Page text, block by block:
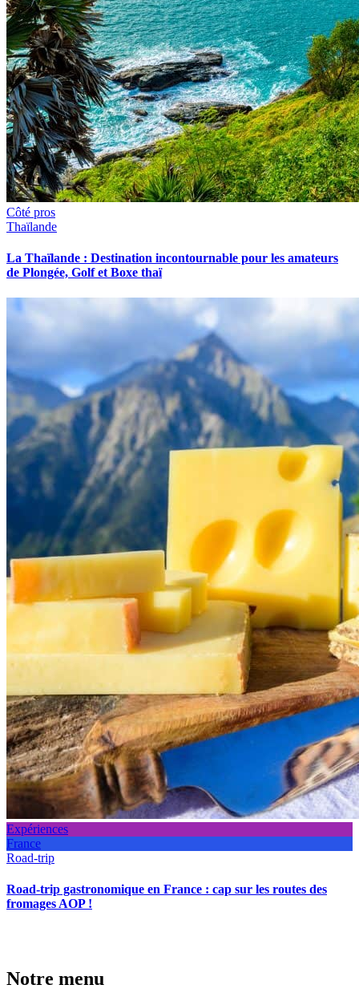
Côté pros
Thaïlande
La Thaïlande : Destination incontournable pour les amateurs
de Plongée, Golf et Boxe thaï
Expériences
France
Road-trip
Road-trip gastronomique en France : cap sur les routes des
fromages AOP !
Notre menu